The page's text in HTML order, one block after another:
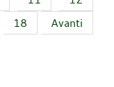
18
Avanti